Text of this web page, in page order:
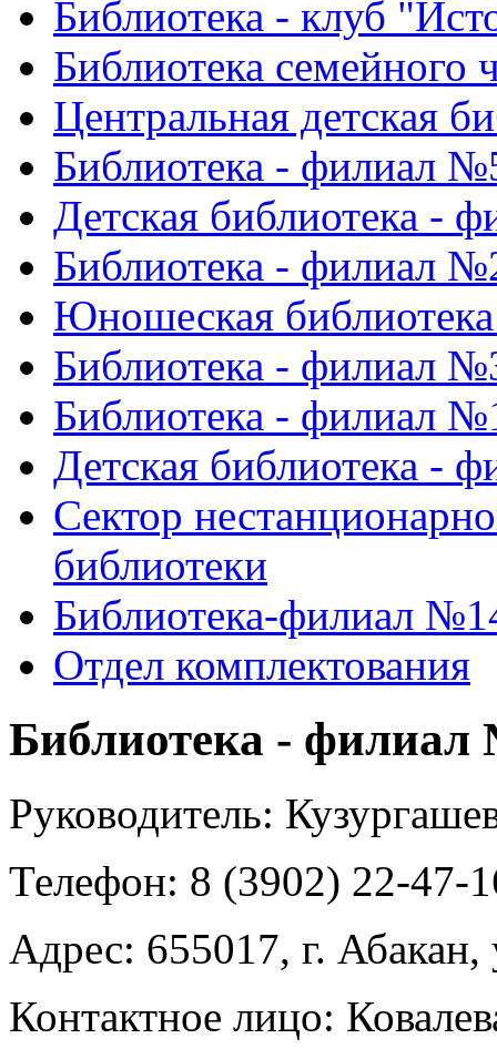
Библиотека - клуб
Библиотека семейного
Центральная детская
Библиотека - филиал
Детская библиотека -
Библиотека - филиал
Юношеская
Библиотека - филиал
Библиотека - филиал
Детская библиотека -
Сектор
библиотеки
Библиотека-филиал
Отдел комплектования
Библиотека - филиал
Руководитель:
Телефон: 8 (3902) 22-47-
Адрес: 655017, г.
Контактное лицо: